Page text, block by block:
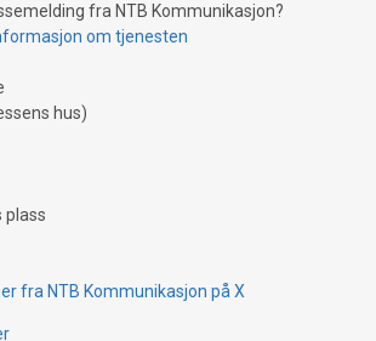
fra NTB Kommunikasjon?
om tjenesten
hus)
plass
fra NTB Kommunikasjon på X